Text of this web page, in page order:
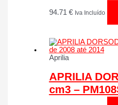
94.71 € Iva Incluído
Aprilia
APRILIA
cm3 –